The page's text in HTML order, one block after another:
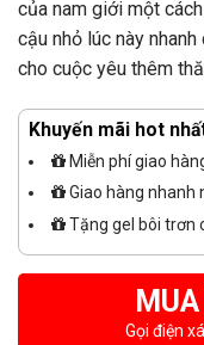
của nam giới một
cậu nhỏ lúc này
cho cuộc yêu thêm
Khuyến mãi hot
Miễn phí giao
Giao hàng nhanh
Tặng gel bôi trơn
Gọi điện